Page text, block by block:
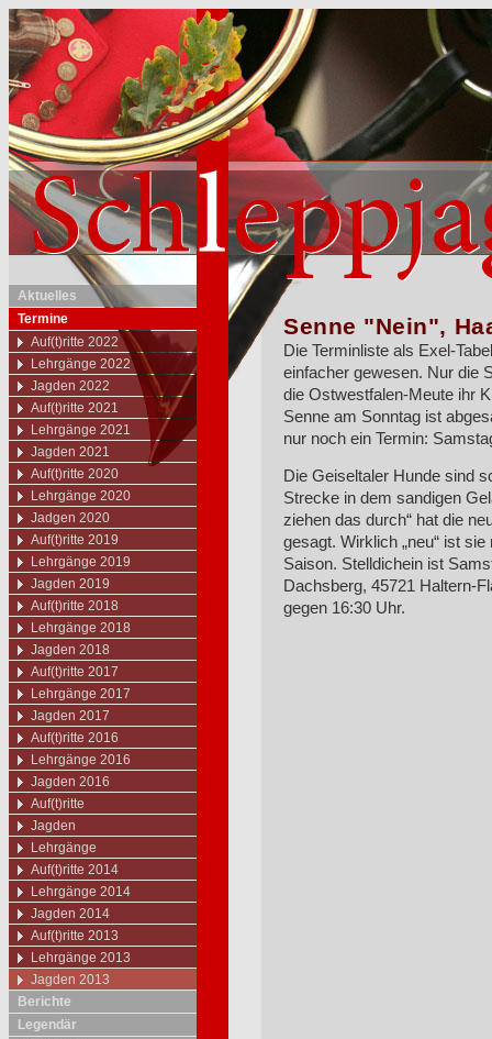
Aktuelles
Termine
Auf(t)ritte 2022
Lehrgänge 2022
Jagden 2022
Auf(t)ritte 2021
Lehrgänge 2021
Jagden 2021
Auf(t)ritte 2020
Lehrgänge 2020
Jadgen 2020
Auf(t)ritte 2019
Lehrgänge 2019
Jagden 2019
Auf(t)ritte 2018
Lehrgänge 2018
Jagden 2018
Auf(t)ritte 2017
Lehrgänge 2017
Jagden 2017
Auf(t)ritte 2016
Lehrgänge 2016
Jagden 2016
Auf(t)ritte
Jagden
Lehrgänge
Auf(t)ritte 2014
Lehrgänge 2014
Jagden 2014
Auf(t)ritte 2013
Lehrgänge 2013
Jagden 2013
Berichte
Legendär
Senne "Nein",
Die Terminliste als Exel-
einfacher gewesen. Nur die
die Ostwestfalen-Meute ihr
Senne am Sonntag ist
nur noch ein Termin:
Die Geiseltaler Hunde sind
Strecke in dem sandigen
ziehen das durch“ hat die
gesagt. Wirklich „neu“ ist
Saison. Stelldichein ist
Dachsberg, 45721 Haltern-
gegen 16:30 Uhr.